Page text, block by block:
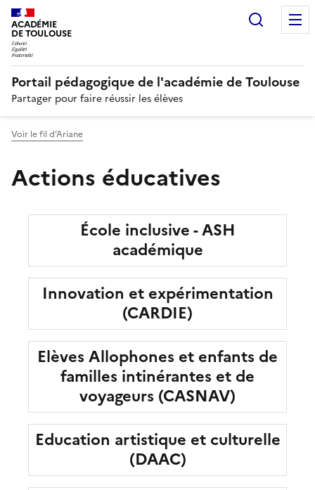
ACADÉMIE
DE TOULOUSE
Portail pédagogique de l'académie de Toulouse
Partager pour faire réussir les élèves
Voir le fil d’Ariane
Actions éducatives
École inclusive - ASH
académique
Innovation et expérimentation
(CARDIE)
Elèves Allophones et enfants de
familles intinérantes et de
voyageurs (CASNAV)
Education artistique et culturelle
(DAAC)